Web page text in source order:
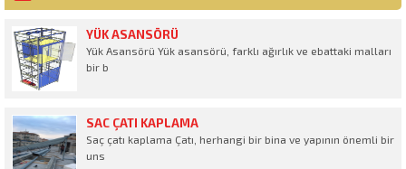
YÜK ASANSÖRÜ
Yük Asansörü Yük asansörü, farklı ağırlık ve ebattaki malları
bir b
SAC ÇATI KAPLAMA
Saç çatı kaplama Çatı, herhangi bir bina ve yapının önemli bir
uns